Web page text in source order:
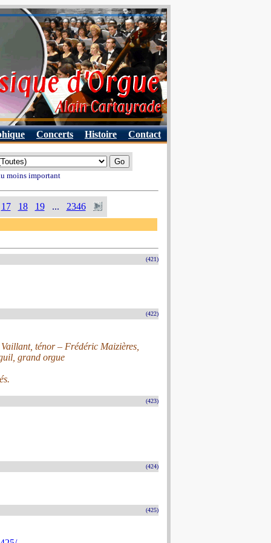
Concerts Histoire Contact
moins important
17 18 19 ... 2346
(421)
(422)
ténor – Frédéric Maizières,
grand orgue
(423)
(424)
(425)